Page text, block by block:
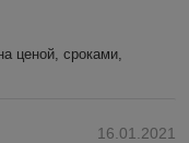
ценой, сроками,
16.01.2021